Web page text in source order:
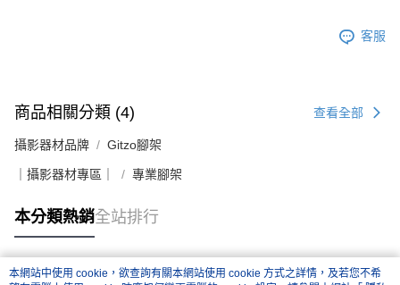
客服
商品相關分類 (4) 查看全部
攝影器材品牌 Gitzo腳架
｜攝影器材專區｜ 專業腳架
本分類熱銷全站排行
本網站中使用 cookie，欲查詢有關本網站使用 cookie 方式之詳情，及若您不希